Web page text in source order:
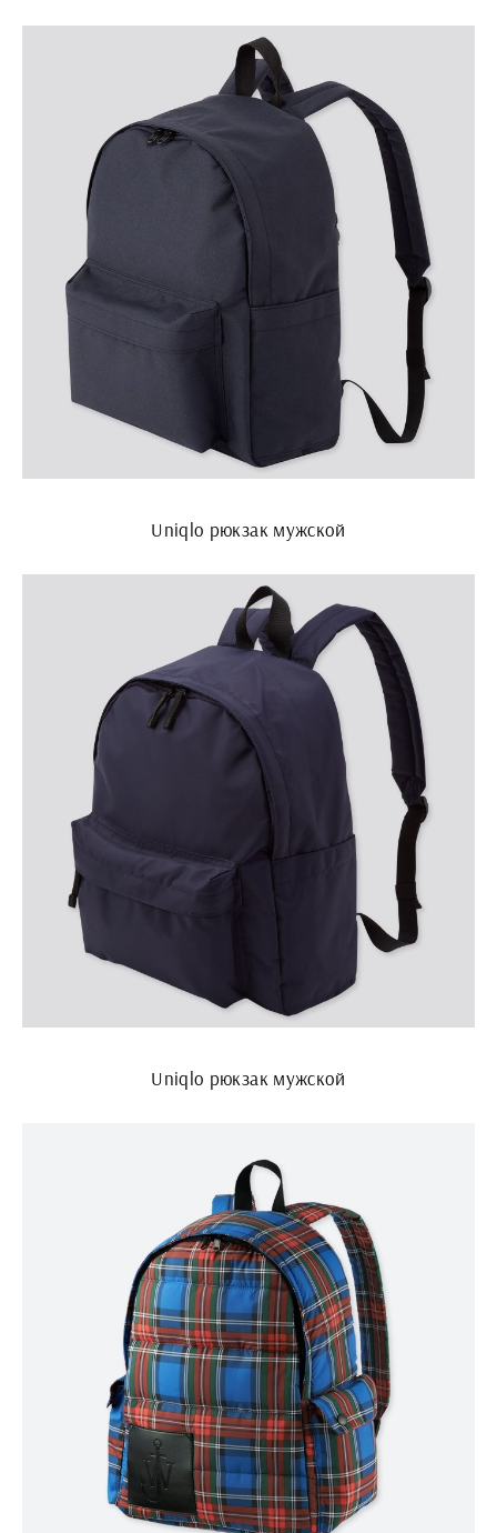
Uniqlo рюкзак мужской
Uniqlo рюкзак мужской